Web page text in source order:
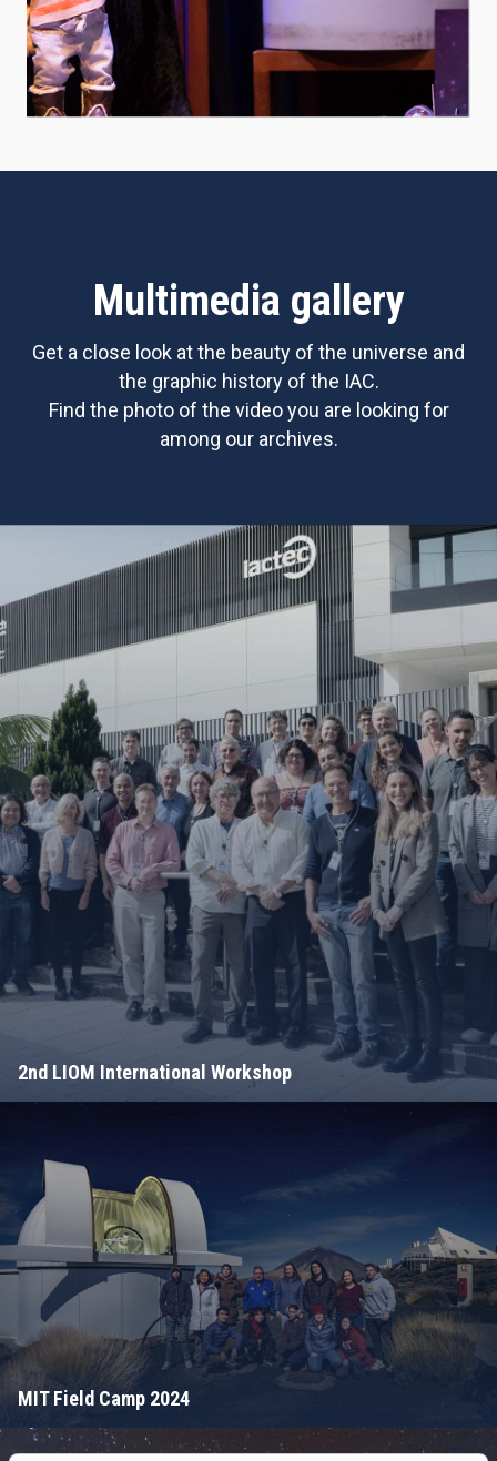
Multimedia gallery
Get a close look at the beauty of the universe and
the graphic history of the IAC.
Find the photo of the video you are looking for
among our archives.
2nd LIOM International Workshop
MIT Field Camp 2024